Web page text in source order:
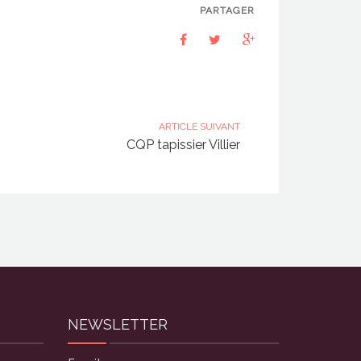
PARTAGER
ARTICLE SUIVANT
CQP tapissier Villier
NEWSLETTER